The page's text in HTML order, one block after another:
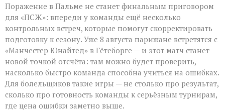
Поражение в Пальме не станет финальным приговором
для «ПСЖ»: впереди у команды ещё несколько
контрольных встреч, которые помогут скорректировать
подготовку к сезону. Уже 8 августа парижане встретятся с
«Манчестер Юнайтед» в Гётеборге — и этот матч станет
новой точкой отсчёта: там можно будет проверить,
насколько быстро команда способна учиться на ошибках.
Для болельщиков такие игры — не столько про результат,
сколько про готовность команды к серьёзным турнирам,
где цена ошибки заметно выше.